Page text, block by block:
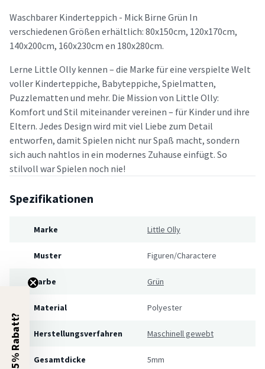
Waschbarer Kinderteppich - Mick Birne Grün In
verschiedenen Größen erhältlich: 80x150cm, 120x170cm,
140x200cm, 160x230cm en 180x280cm.
Lerne Little Olly kennen – die Marke für eine verspielte Welt
voller Kinderteppiche, Babyteppiche, Spielmatten,
Puzzlematten und mehr. Die Mission von Little Olly:
Komfort und Stil miteinander vereinen – für Kinder und ihre
Eltern. Jedes Design wird mit viel Liebe zum Detail
entworfen, damit Spielen nicht nur Spaß macht, sondern
sich auch nahtlos in ein modernes Zuhause einfügt. So
stilvoll war Spielen noch nie!
Spezifikationen
Marke Little Olly
Muster Figuren/Charactere
Farbe Grün
Material Polyester
Herstellungsverfahren Maschinell gewebt
Gesamtdicke 5mm
5% Rabatt?